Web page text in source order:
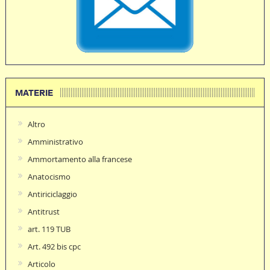
MATERIE
Altro
Amministrativo
Ammortamento alla francese
Anatocismo
Antiriciclaggio
Antitrust
art. 119 TUB
Art. 492 bis cpc
Articolo